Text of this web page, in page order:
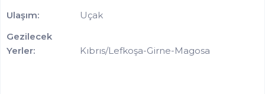
Ulaşım:
Uçak
Gezilecek
Yerler:
Kıbrıs/Lefkoşa-Girne-Magosa